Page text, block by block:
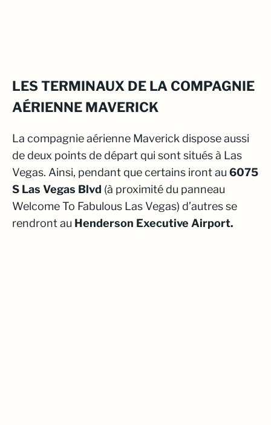
LES TERMINAUX DE LA COMPAGNIE
AÉRIENNE MAVERICK
La compagnie aérienne Maverick dispose aussi
de deux points de départ qui sont situés à Las
Vegas. Ainsi, pendant que certains iront au 6075
S Las Vegas Blvd (à proximité du panneau
Welcome To Fabulous Las Vegas) d’autres se
rendront au Henderson Executive Airport.